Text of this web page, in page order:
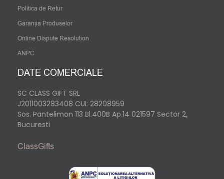
Politica de Retur
Garanția Produselor
Online Dispute Resolution
ANPC
DATE COMERCIALE
SC CLASS GIFT SRL
J2011003283408 CUI: 28208959
Sos. Pantelimon 113 Bl.400B Ap.14 021597 Sector 2,
Bucuresti
ClassGifts